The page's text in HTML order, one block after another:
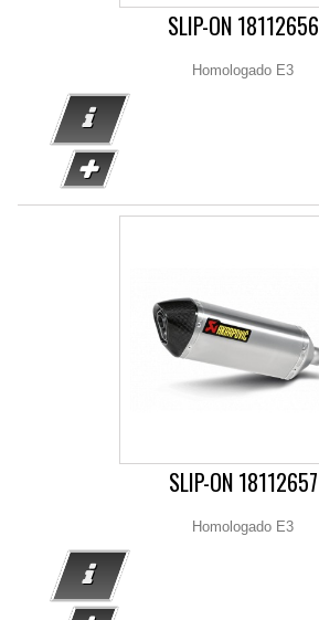
SLIP-ON 18112656
Homologado E3
SLIP-ON 18112657
Homologado E3